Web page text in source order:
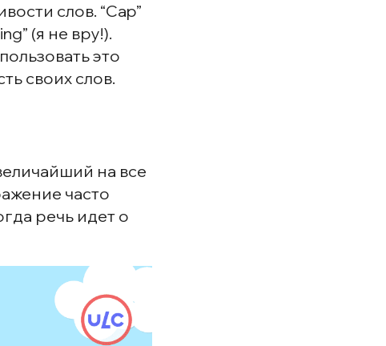
слов. “Cap”
(я не вру!).
это
своих слов.
на все
часто
речь идет о